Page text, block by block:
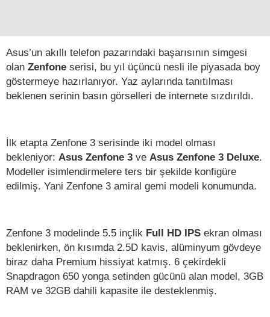
Asus’un akıllı telefon pazarındaki başarısının simgesi
olan Zenfone serisi, bu yıl üçüncü nesli ile piyasada boy
göstermeye hazırlanıyor. Yaz aylarında tanıtılması
beklenen serinin basın görselleri de internete sızdırıldı.
İlk etapta Zenfone 3 serisinde iki model olması
bekleniyor: Asus Zenfone 3 ve Asus Zenfone 3 Deluxe.
Modeller isimlendirmelere ters bir şekilde konfigüre
edilmiş. Yani Zenfone 3 amiral gemi modeli konumunda.
Zenfone 3 modelinde 5.5 inçlik Full HD IPS ekran olması
beklenirken, ön kısımda 2.5D kavis, alüminyum gövdeye
biraz daha Premium hissiyat katmış. 6 çekirdekli
Snapdragon 650 yonga setinden gücünü alan model, 3GB
RAM ve 32GB dahili kapasite ile desteklenmiş.